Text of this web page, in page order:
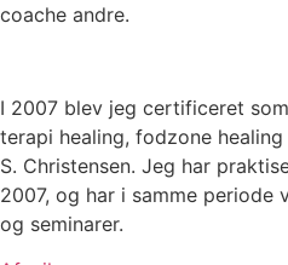
coache andre.
I 2007 blev jeg certificeret
terapi healing, fodzone
S. Christensen. Jeg har
2007, og har i samme periode
og seminarer.